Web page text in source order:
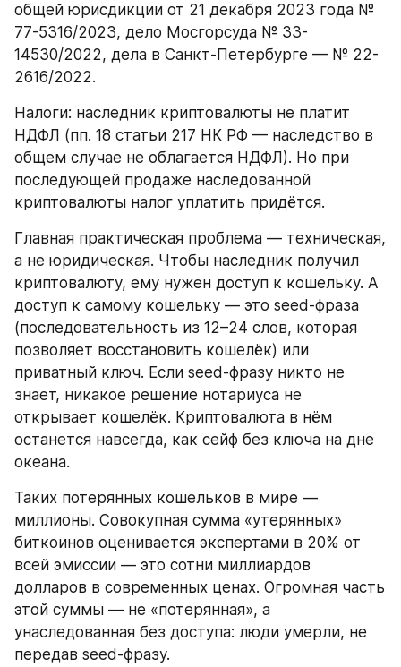
общей юрисдикции от 21 декабря 2023 года №
77-5316/2023, дело Мосгорсуда № 33-
14530/2022, дела в Санкт-Петербурге — № 22-
2616/2022.
Налоги: наследник криптовалюты не платит
НДФЛ (пп. 18 статьи 217 НК РФ — наследство в
общем случае не облагается НДФЛ). Но при
последующей продаже наследованной
криптовалюты налог уплатить придётся.
Главная практическая проблема — техническая,
а не юридическая. Чтобы наследник получил
криптовалюту, ему нужен доступ к кошельку. А
доступ к самому кошельку — это seed-фраза
(последовательность из 12–24 слов, которая
позволяет восстановить кошелёк) или
приватный ключ. Если seed-фразу никто не
знает, никакое решение нотариуса не
открывает кошелёк. Криптовалюта в нём
останется навсегда, как сейф без ключа на дне
океана.
Таких потерянных кошельков в мире —
миллионы. Совокупная сумма «утерянных»
биткоинов оценивается экспертами в 20% от
всей эмиссии — это сотни миллиардов
долларов в современных ценах. Огромная часть
этой суммы — не «потерянная», а
унаследованная без доступа: люди умерли, не
передав seed-фразу.